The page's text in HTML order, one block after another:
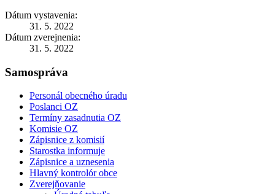
Dátum vystavenia:
31. 5. 2022
Dátum zverejnenia:
31. 5. 2022
Samospráva
Personál obecného úradu
Poslanci OZ
Termíny zasadnutia OZ
Komisie OZ
Zápisnice z komisií
Starostka informuje
Zápisnice a uznesenia
Hlavný kontrolór obce
Zverejňovanie